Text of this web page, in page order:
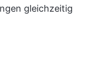
gleichzeitig